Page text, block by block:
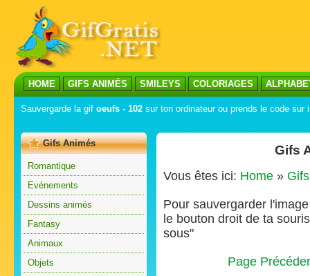
HOME GIFS ANIMÉS SMILEYS COLORIAGES
Sauvergarde la gif oeufs - 102 sur ton ordinateur ou prends le code sur
Gifs Animés
Romantique
Evénements
Dessins animés
Fantasy
Animaux
Objets
Gifs
Vous êtes ici: Home »
Pour sauvergarder
le bouton droit de ta
sous"
Page